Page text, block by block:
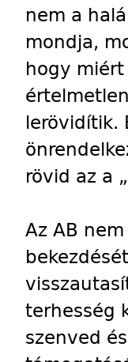
nem a
mondja,
hogy
lerövidítik.
rövid az a
Az AB
terhesség
szenved